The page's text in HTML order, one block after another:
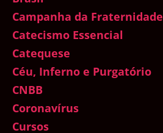
Campanha da Fraternidade
Catecismo Essencial
Catequese
Céu, Inferno e Purgatório
CNBB
Coronavírus
Cursos